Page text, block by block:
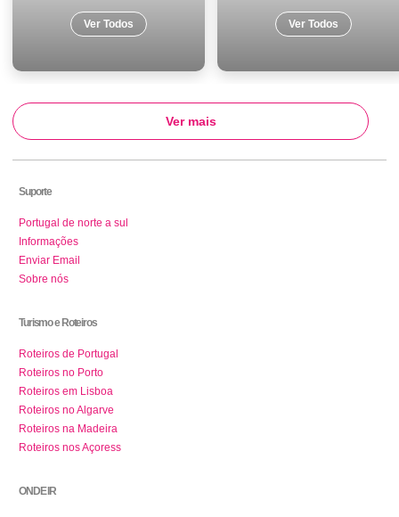
Ver Todos Ver Todos
Ver mais
Suporte
Portugal de norte a sul
Informações
Enviar Email
Sobre nós
Turismo e Roteiros
Roteiros de Portugal
Roteiros no Porto
Roteiros em Lisboa
Roteiros no Algarve
Roteiros na Madeira
Roteiros nos Açoress
ONDE IR